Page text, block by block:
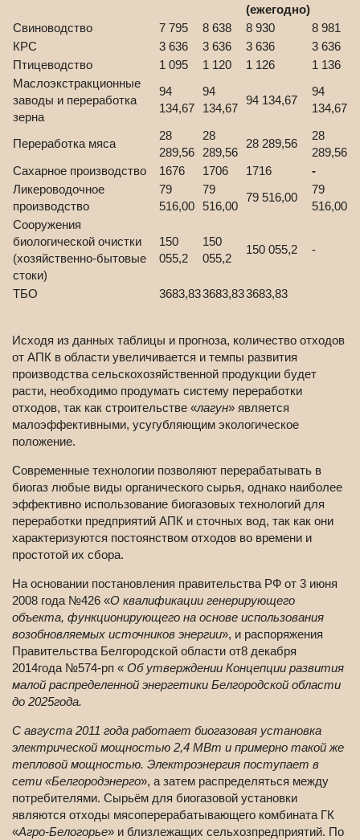
(ежегодно)
Свиноводство
7 795 8 638 8 930
8 981
КРС
3 636 3 636 3 636
3 636
Птицеводство
1 095 1 120 1 126
1 136
Маслоэкстракционные
заводы и переработка
зерна
94
134,67
94
134,67
94 134,67
94
134,67
Переработка мяса
28
289,56
28
289,56
28 289,56
28
289,56
Сахарное производство
1676 1706 1716
-
Ликероводочное
производство
79
516,00
79
516,00
79 516,00
79
516,00
Сооружения
биологической очистки
(хозяйственно-бытовые
стоки)
150
055,2
150
055,2
150 055,2 -
ТБО 3683,833683,833683,83
Исходя из данных таблицы и прогноза, количество отходов
от АПК в области увеличивается и темпы развития
производства сельскохозяйственной продукции будет
расти, необходимо продумать систему переработки
отходов, так как строительстве «лагун» является
малоэффективными, усугубляющим экологическое
положение.
Современные технологии позволяют перерабатывать в
биогаз любые виды органического сырья, однако наиболее
эффективно использование биогазовых технологий для
переработки предприятий АПК и сточных вод, так как они
характеризуются постоянством отходов во времени и
простотой их сбора.
На основании постановления правительства РФ от 3 июня
2008 года №426 «О квалификации генерирующего
объекта, функционирующего на основе использования
возобновляемых источников энергии», и распоряжения
Правительства Белгородской области от8 декабря
2014года №574-рп « Об утверждении Концепции развития
малой распределенной энергетики Белгородской области
до 2025года.
С августа 2011 года работает биогазовая установка
электрической мощностью 2,4 МВт и примерно такой же
тепловой мощностью. Электроэнергия поступает в
сети «Белгородэнерго», а затем распределяться между
потребителями. Сырьём для биогазовой установки
являются отходы мясоперерабатывающего комбината ГК
«Агро-Белогорье» и близлежащих сельхозпредприятий. По